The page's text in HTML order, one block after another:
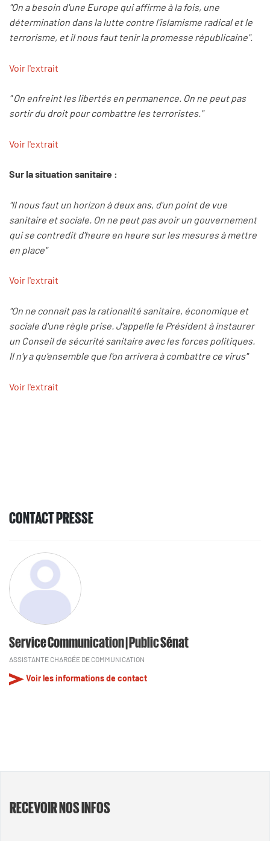
"On a besoin d'une Europe qui affirme à la fois, une
détermination dans la lutte contre l'islamisme radical et le
terrorisme, et il nous faut tenir la promesse républicaine".
Voir l'extrait
" On enfreint les libertés en permanence. On ne peut pas
sortir du droit pour combattre les terroristes."
Voir l'extrait
Sur la situation sanitaire :
"Il nous faut un horizon à deux ans, d'un point de vue
sanitaire et sociale. On ne peut pas avoir un gouvernement
qui se contredit d'heure en heure sur les mesures à mettre
en place"
Voir l'extrait
"On ne connait pas la rationalité sanitaire, économique et
sociale d'une règle prise. J'appelle le Président à instaurer
un Conseil de sécurité sanitaire avec les forces politiques.
Il n'y a qu'ensemble que l'on arrivera à combattre ce virus"
Voir l'extrait
CONTACT PRESSE
Service Communication | Public Sénat
ASSISTANTE CHARGÉE DE COMMUNICATION
Voir les informations de contact
RECEVOIR NOS INFOS